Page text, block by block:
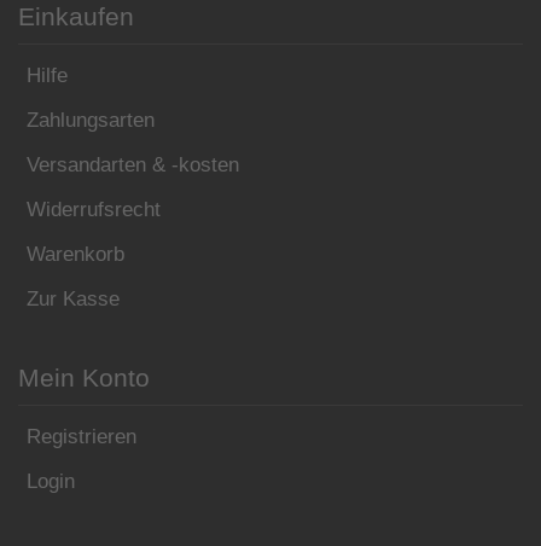
Einkaufen
Hilfe
Zahlungsarten
Versandarten & -kosten
Widerrufsrecht
Warenkorb
Zur Kasse
Mein Konto
Registrieren
Login